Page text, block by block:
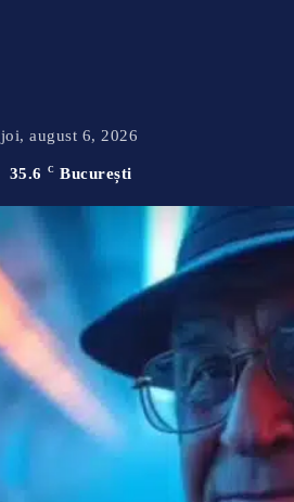
joi, august 6, 2026
35.6 C București